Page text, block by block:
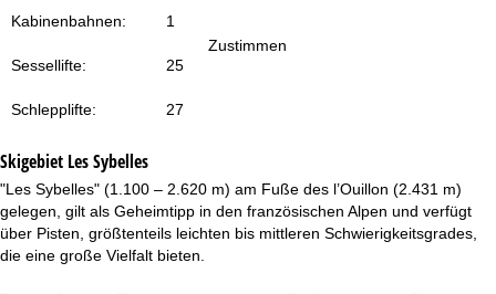
Zustimmen
Kabinenbahnen: 1
Sessellifte: 25
Schlepplifte: 27
Skigebiet Les Sybelles
"Les Sybelles" (1.100 – 2.620 m) am Fuße des l’Ouillon (2.431 m)
gelegen, gilt als Geheimtipp in den französischen Alpen und verfügt
über Pisten, größtenteils leichten bis mittleren Schwierigkeitsgrades,
die eine große Vielfalt bieten.